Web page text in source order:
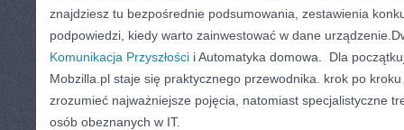
znajdziesz tu bezpośrednie podsumowania, zestawienia
podpowiedzi, kiedy warto zainwestować w dane
Komunikacja Przyszłości i Automatyka domowa. Dla
Mobzilla.pl staje się praktycznego przewodnika. krok po
zrozumieć najważniejsze pojęcia, natomiast specjalistyczne
osób obeznanych w IT.